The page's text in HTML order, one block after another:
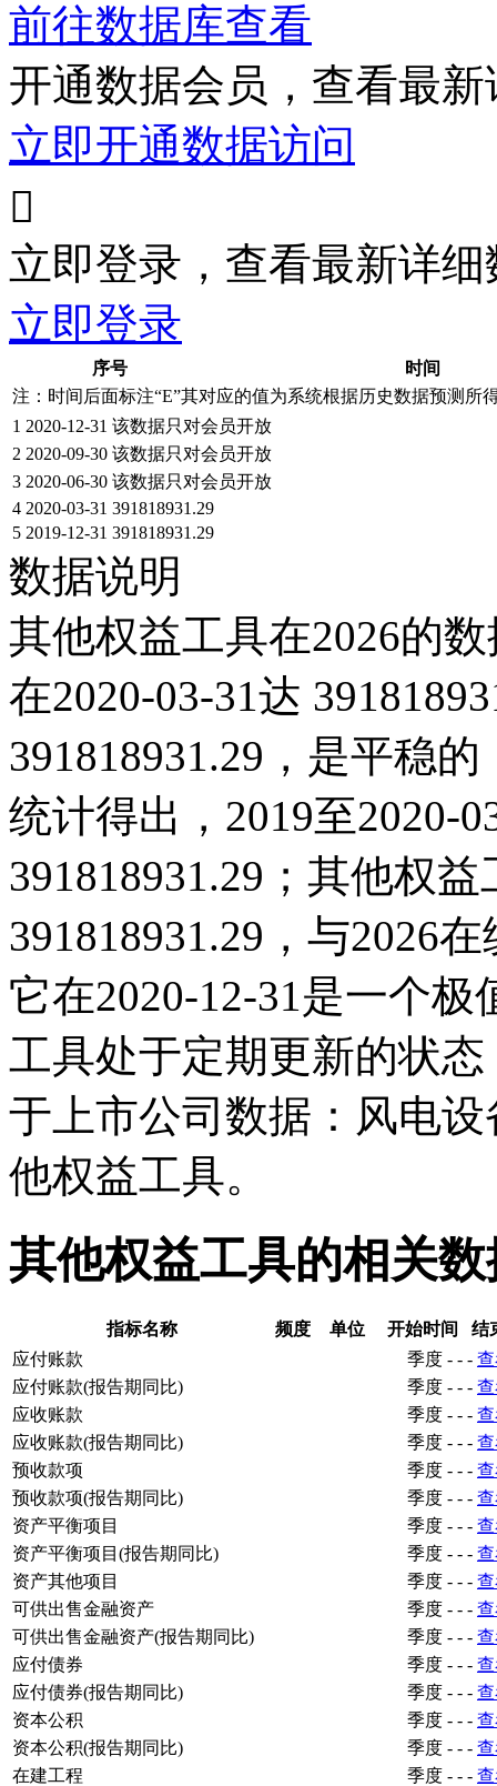
前往数据库查看
开通数据会员，查看最
立即开通数据访问

立即登录，查看最新详细
立即登录
序号
时间
注：时间后面标注“E”其对应的值为系统根据历史数据预测所
1 2020-12-31 该数据只对会员开放
2 2020-09-30 该数据只对会员开放
3 2020-06-30 该数据只对会员开放
4 2020-03-31 391818931.29
5 2019-12-31 391818931.29
数据说明
其他权益工具在2026的
在2020-03-31达
391818931.29，是平稳
统计得出，2019至2020-
391818931.29；其他权
391818931.29，与2026
它在2020-12-31是一个
工具处于定期更新的状
于上市公司数据：风电
他权益工具。
其他权益工具的相关
指标名称 频度 单位 开始时间
结
应付账款
季度 - - -
应付账款(报告期同比)
季度 - - -
应收账款
季度 - - -
应收账款(报告期同比)
季度 - - -
预收款项
季度 - - -
预收款项(报告期同比)
季度 - - -
资产平衡项目
季度 - - -
资产平衡项目(报告期同比)
季度 - - -
资产其他项目
季度 - - -
可供出售金融资产
季度 - - -
可供出售金融资产(报告期同比)
季度 - - -
应付债券
季度 - - -
应付债券(报告期同比)
季度 - - -
资本公积
季度 - - -
资本公积(报告期同比)
季度 - - -
在建工程
季度 - - -